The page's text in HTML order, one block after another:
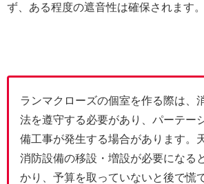
ず、ある程度の遮音性は確保されます。
ランマクローズの個室を作る際は、
法を遵守する必要があり、パーテー
備工事が発生する場合があります。
消防設備の移設・増設が必要になる
かり、予算を取っていないと後で慌